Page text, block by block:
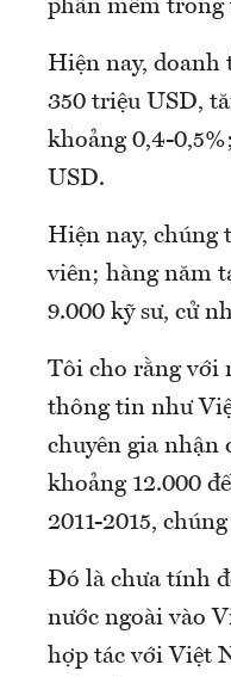
phần mềm
Hiện nay, doanh
350 triệu USD,
khoảng 0,4-
USD.
Hiện nay, chúng
viên; hàng năm
9.000 kỹ sư, cử
Tôi cho rằng với
thông tin như
chuyên gia nhận
khoảng 12.000
2011-2015,
Đó là chưa tính
nước ngoài vào
hợp tác với Việt